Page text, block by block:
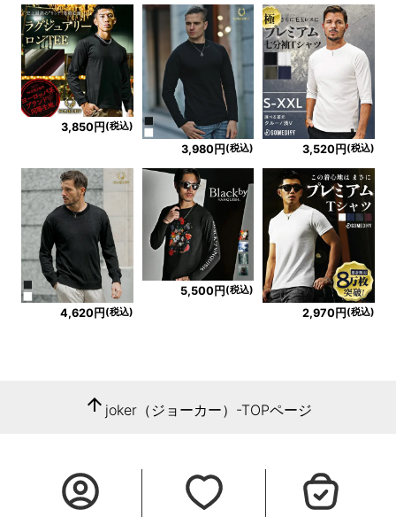
3,850円 (税込)
3,980円 (税込) 3,520円 (税込)
4,620円 (税込)
5,500円 (税込)
2,970円 (税込)
arrow_upward joker（ジョーカー）-TOPページ